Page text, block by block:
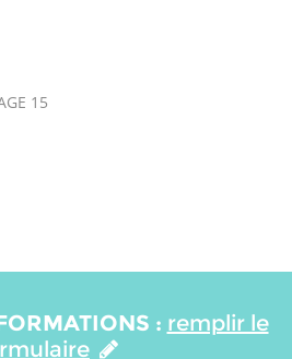
15
: remplir le